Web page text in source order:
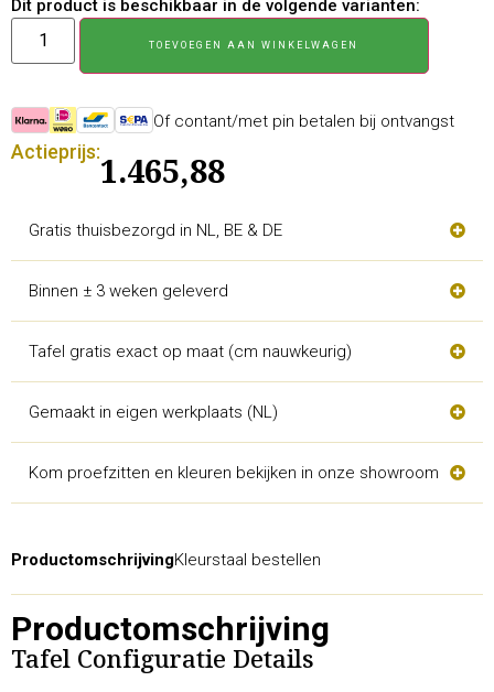
Dit product is beschikbaar in de volgende varianten:
TOEVOEGEN AAN WINKELWAGEN
Of contant/met pin betalen bij ontvangst
Actieprijs:
1.465,88
Gratis thuisbezorgd in NL, BE & DE
Binnen ± 3 weken geleverd
Tafel gratis exact op maat (cm nauwkeurig)
Gemaakt in eigen werkplaats (NL)
Kom proefzitten en kleuren bekijken in onze showroom
ProductomschrijvingKleurstaal bestellen
Productomschrijving
Tafel Configuratie Details